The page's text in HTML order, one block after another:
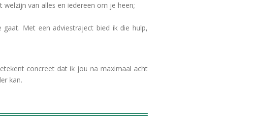
van alles en iedereen om je heen;
Met een adviestraject bied ik die hulp,
concreet dat ik jou na maximaal acht
kan.